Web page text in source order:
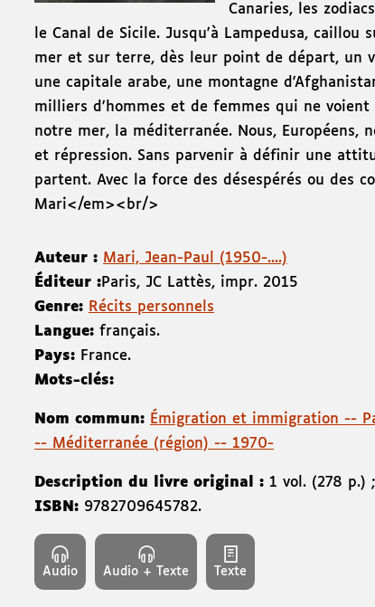
Canaries, les
le Canal de Sicile. Jusqu'à Lampedusa,
mer et sur terre, dès leur point de départ, un
une capitale arabe, une montagne
milliers d'hommes et de femmes qui ne
notre mer, la méditerranée. Nous, Européens,
et répression. Sans parvenir à définir une
partent. Avec la force des désespérés ou des
Mari</em><br/>
Auteur : Mari, Jean-Paul (1950-....)
Éditeur :Paris, JC Lattès, impr. 2015
Genre: Récits personnels
Langue: français.
Pays: France.
Mots-clés:
Nom commun: Émigration et immigration --
-- Méditerranée (région) -- 1970-
Description du livre original : 1 vol. (278 p.)
ISBN: 9782709645782.
Audio Audio + Texte Texte